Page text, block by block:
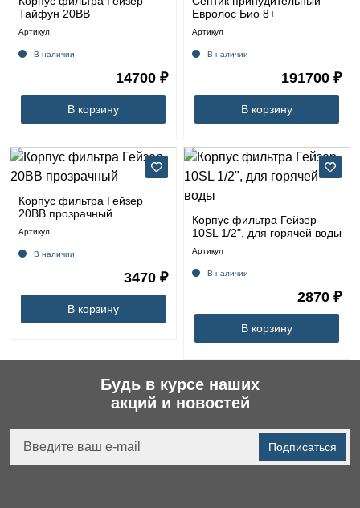
Тайфун 20ВВ
Артикул
В наличии
14700 ₽
В корзину
Евролос Био 8+
Артикул
В наличии
191700 ₽
В корзину
Корпус фильтра Гейзер
20BB прозрачный
Артикул
В наличии
3470 ₽
В корзину
Корпус фильтра Гейзер
10SL 1/2", для горячей воды
Артикул
В наличии
2870 ₽
В корзину
Будь в курсе наших
акций и новостей
Подписаться